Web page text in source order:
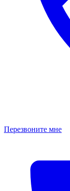
Перезвоните мне